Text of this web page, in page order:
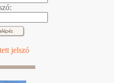
jelszó